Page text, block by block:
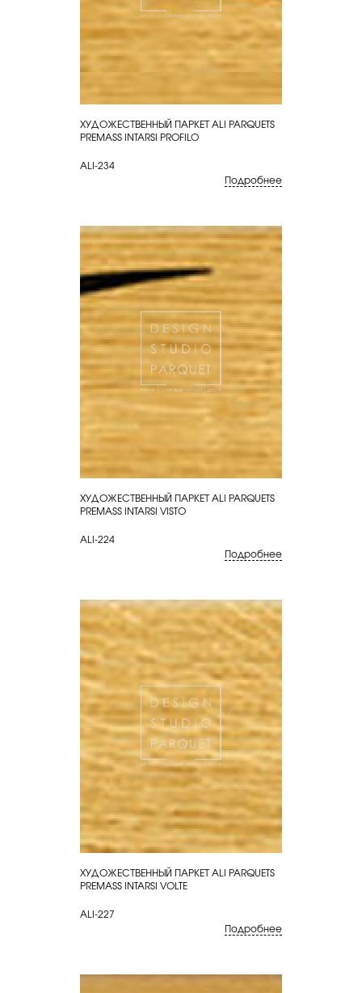
КУПИТЬ
ХУДОЖЕСТВЕННЫЙ ПАРКЕТ ALI PARQUETS
PREMASS INTARSI PROFILO
ALI-234
Подробнее
КУПИТЬ
ХУДОЖЕСТВЕННЫЙ ПАРКЕТ ALI PARQUETS
PREMASS INTARSI VISTO
ALI-224
Подробнее
КУПИТЬ
ХУДОЖЕСТВЕННЫЙ ПАРКЕТ ALI PARQUETS
PREMASS INTARSI VOLTE
ALI-227
Подробнее